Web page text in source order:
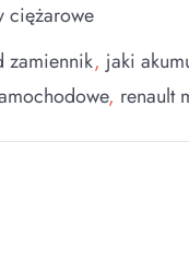
ciężarowe
zamiennik, jaki
, renault